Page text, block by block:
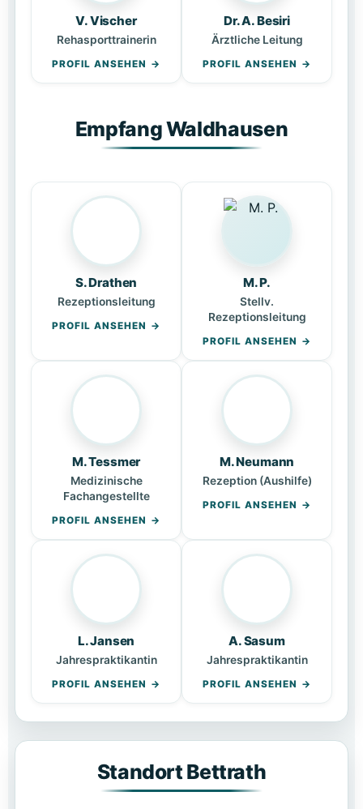
V. Vischer
Rehasporttrainerin
PROFIL ANSEHEN
Dr. A. Besiri
Ärztliche Leitung
PROFIL ANSEHEN
Empfang Waldhausen
S. Drathen
Rezeptionsleitung
PROFIL ANSEHEN
M. P.
Stellv.
Rezeptionsleitung
PROFIL ANSEHEN
M. Tessmer
Medizinische
Fachangestellte
PROFIL ANSEHEN
M. Neumann
Rezeption (Aushilfe)
PROFIL ANSEHEN
L. Jansen
Jahrespraktikantin
PROFIL ANSEHEN
A. Sasum
Jahrespraktikantin
PROFIL ANSEHEN
Standort Bettrath